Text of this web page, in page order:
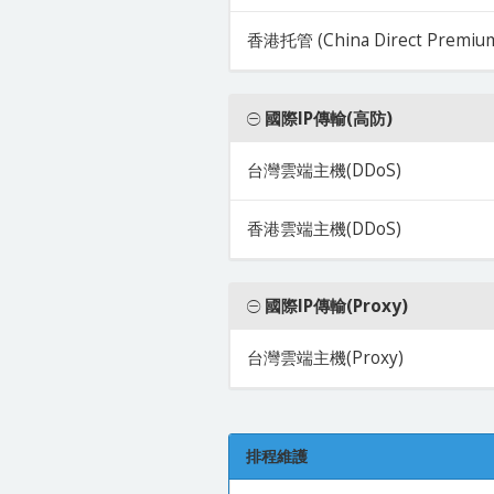
香港托管 (China Direct
國際IP傳輸(高防)
台灣雲端主機(DDoS)
香港雲端主機(DDoS)
國際IP傳輸(Proxy)
台灣雲端主機(Proxy)
排程維護